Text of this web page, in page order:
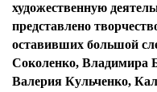
художественную
представлено
оставивших большой
Соколенко, Владимира
Валерия Кульченко,